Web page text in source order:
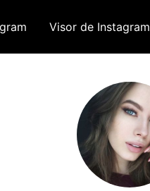
Visor de Instagram